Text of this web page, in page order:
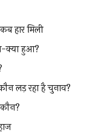
हार मिली
क्या हुआ?
लड़ रहा है चुनाव?